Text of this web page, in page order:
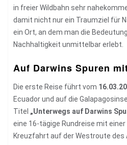
in freier Wildbahn sehr
damit nicht nur ein Traumziel für
ein Ort, an dem man die
Nachhaltigkeit unmittelbar erlebt.
Auf Darwins Spuren
Die erste Reise führt vom
Ecuador und auf die
Titel „Unterwegs auf Darwins
eine 16-tägige Rundreise mit
Kreuzfahrt auf der Westroute des